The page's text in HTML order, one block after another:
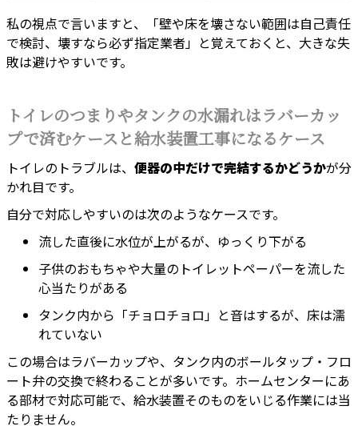
私の視点で言いますと、「壁や床を壊さない範囲は自己責任
で検討、壊すなら必ず指定業者」と覚えておくと、大きな失
敗は避けやすいです。
トイレのつまりやタンクの水漏れはラバーカッ
プで済むケースと給水装置工事になるケース
トイレのトラブルは、 便器の中だけで完結するかどうかが分
かれ目です。
自分で対応しやすいのは次のようなケースです。
流した直後に水位が上がるが、ゆっくり下がる
子供のおもちゃや大量のトイレットペーパーを流した
心当たりがある
タンク内から「チョロチョロ」と音はするが、床は濡
れていない
この場合はラバーカップや、タンク内のボールタップ・フロ
ート弁の交換で終わることが多いです。ホームセンターにあ
る部材で対応可能で、給水装置そのものをいじる作業には当
たりません。